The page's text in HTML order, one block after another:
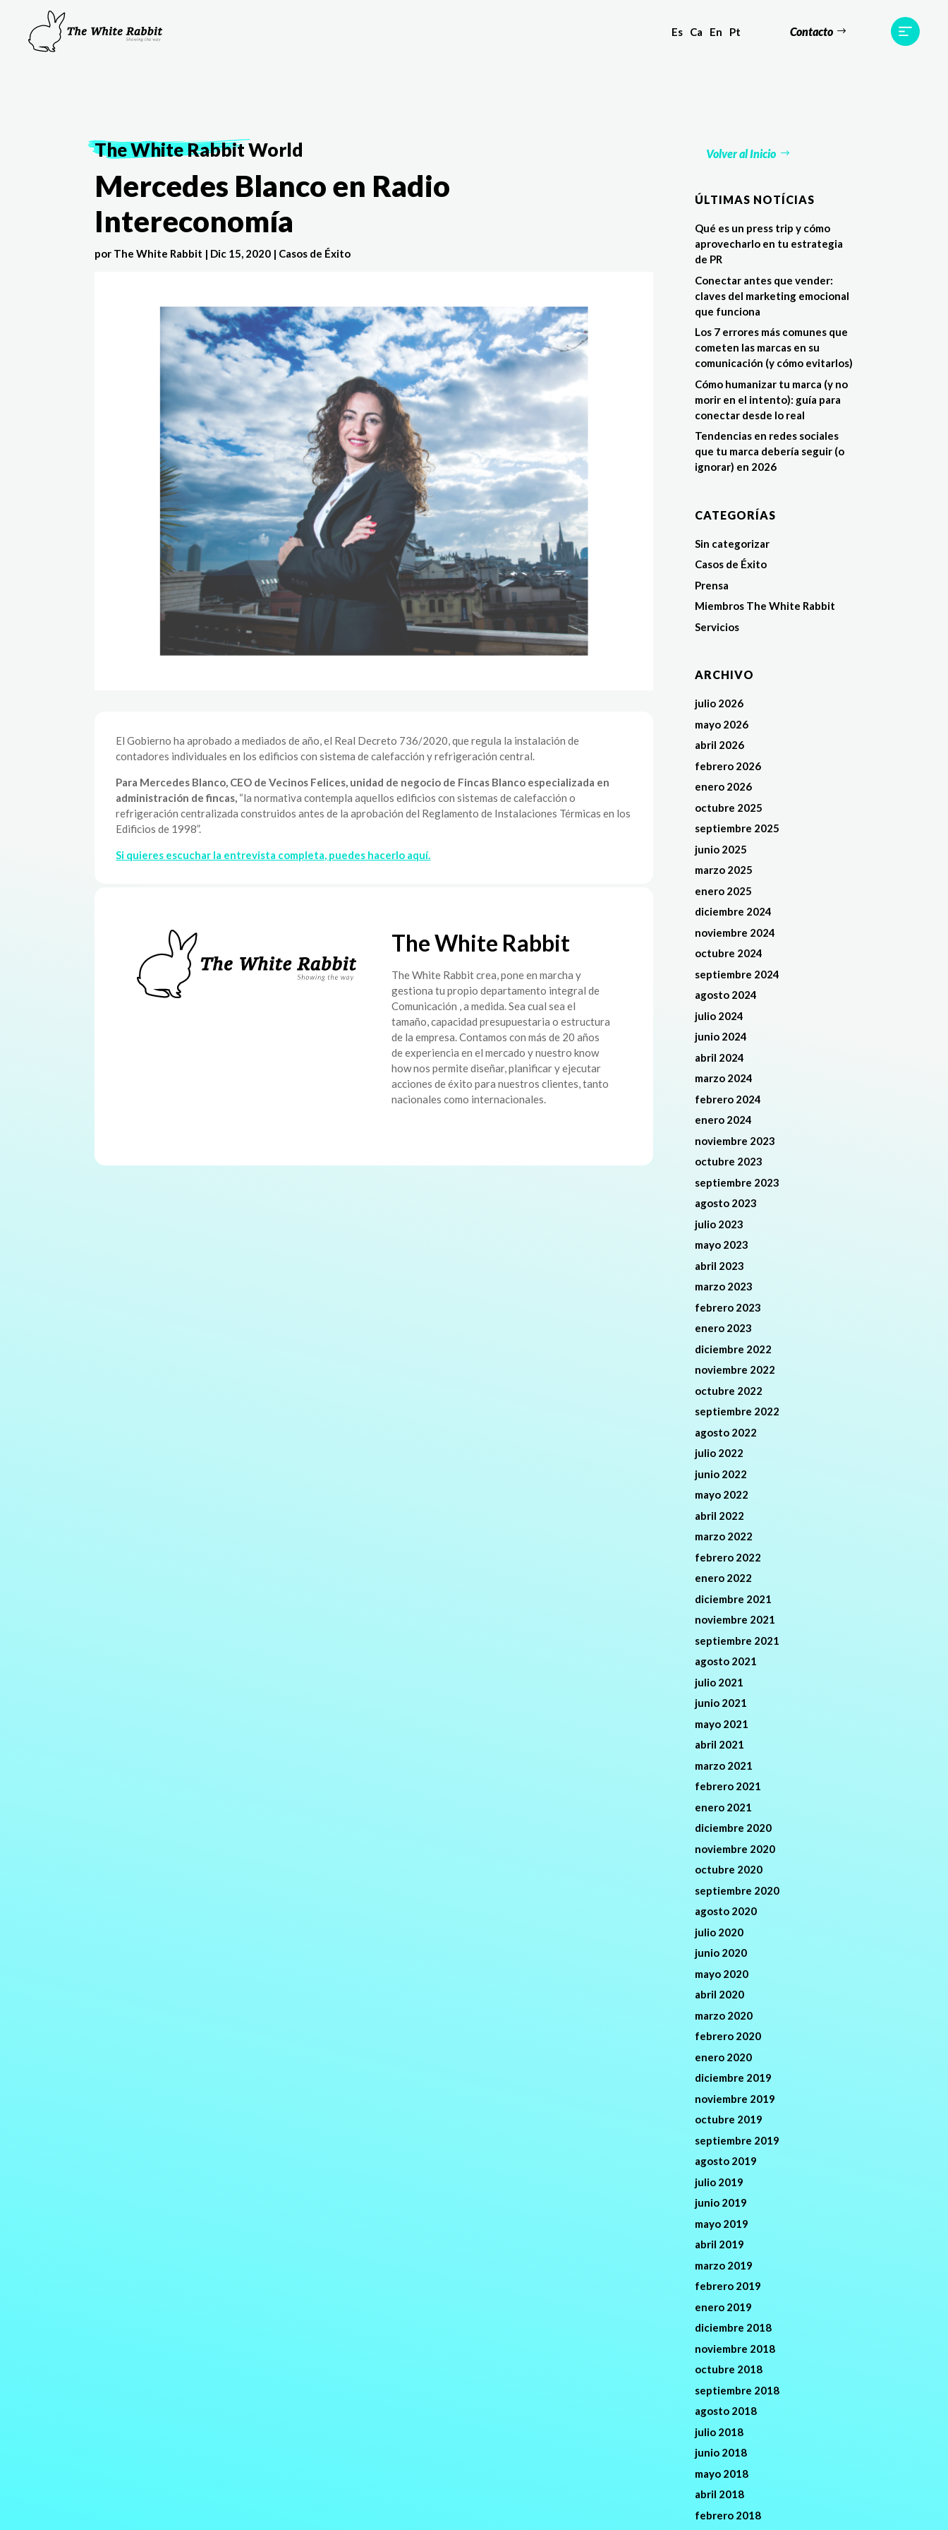
Es Ca En Pt Contacto
The White RabbitWorld Volver al Inicio
Mercedes Blanco en Radio
Intereconomía
por The White Rabbit | Dic 15, 2020 | Casos de Éxito
El Gobierno ha aprobado a mediados de año, el Real Decreto 736/2020, que regula la instalación de
contadores individuales en los edificios con sistema de calefacción y refrigeración central.
Para Mercedes Blanco, CEO de Vecinos Felices, unidad de negocio de Fincas Blanco especializada en
administración de fincas, “la normativa contempla aquellos edificios con sistemas de calefacción o
refrigeración centralizada construidos antes de la aprobación del Reglamento de Instalaciones Térmicas en los
Edificios de 1998”.
Si quieres escuchar la entrevista completa, puedes hacerlo aquí.
The White Rabbit
The White Rabbit crea, pone en marcha y
gestiona tu propio departamento integral de
Comunicación , a medida. Sea cual sea el
tamaño, capacidad presupuestaria o estructura
de la empresa. Contamos con más de 20 años
de experiencia en el mercado y nuestro know
how nos permite diseñar, planificar y ejecutar
acciones de éxito para nuestros clientes, tanto
nacionales como internacionales.
ÚLTIMAS NOTÍCIAS
Qué es un press trip y cómo
aprovecharlo en tu estrategia
de PR
Conectar antes que vender:
claves del marketing emocional
que funciona
Los 7 errores más comunes que
cometen las marcas en su
comunicación (y cómo evitarlos)
Cómo humanizar tu marca (y no
morir en el intento): guía para
conectar desde lo real
Tendencias en redes sociales
que tu marca debería seguir (o
ignorar) en 2026
CATEGORÍAS
Sin categorizar
Casos de Éxito
Prensa
Miembros The White Rabbit
Servicios
ARCHIVO
julio 2026
mayo 2026
abril 2026
febrero 2026
enero 2026
octubre 2025
septiembre 2025
junio 2025
marzo 2025
enero 2025
diciembre 2024
noviembre 2024
octubre 2024
septiembre 2024
agosto 2024
julio 2024
junio 2024
abril 2024
marzo 2024
febrero 2024
enero 2024
noviembre 2023
octubre 2023
septiembre 2023
agosto 2023
julio 2023
mayo 2023
abril 2023
marzo 2023
febrero 2023
enero 2023
diciembre 2022
noviembre 2022
octubre 2022
septiembre 2022
agosto 2022
julio 2022
junio 2022
mayo 2022
abril 2022
marzo 2022
febrero 2022
enero 2022
diciembre 2021
noviembre 2021
septiembre 2021
agosto 2021
julio 2021
junio 2021
mayo 2021
abril 2021
marzo 2021
febrero 2021
enero 2021
diciembre 2020
noviembre 2020
octubre 2020
septiembre 2020
agosto 2020
julio 2020
junio 2020
mayo 2020
abril 2020
marzo 2020
febrero 2020
enero 2020
diciembre 2019
noviembre 2019
octubre 2019
septiembre 2019
agosto 2019
julio 2019
junio 2019
mayo 2019
abril 2019
marzo 2019
febrero 2019
enero 2019
diciembre 2018
noviembre 2018
octubre 2018
septiembre 2018
agosto 2018
julio 2018
junio 2018
mayo 2018
abril 2018
febrero 2018